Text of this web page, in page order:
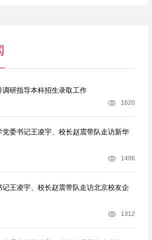
调研指导本科招生录取工作
1620
党委书记王凌宇、校长赵震带队走访新华
1406
记王凌宇、校长赵震带队走访北京校友企
1312